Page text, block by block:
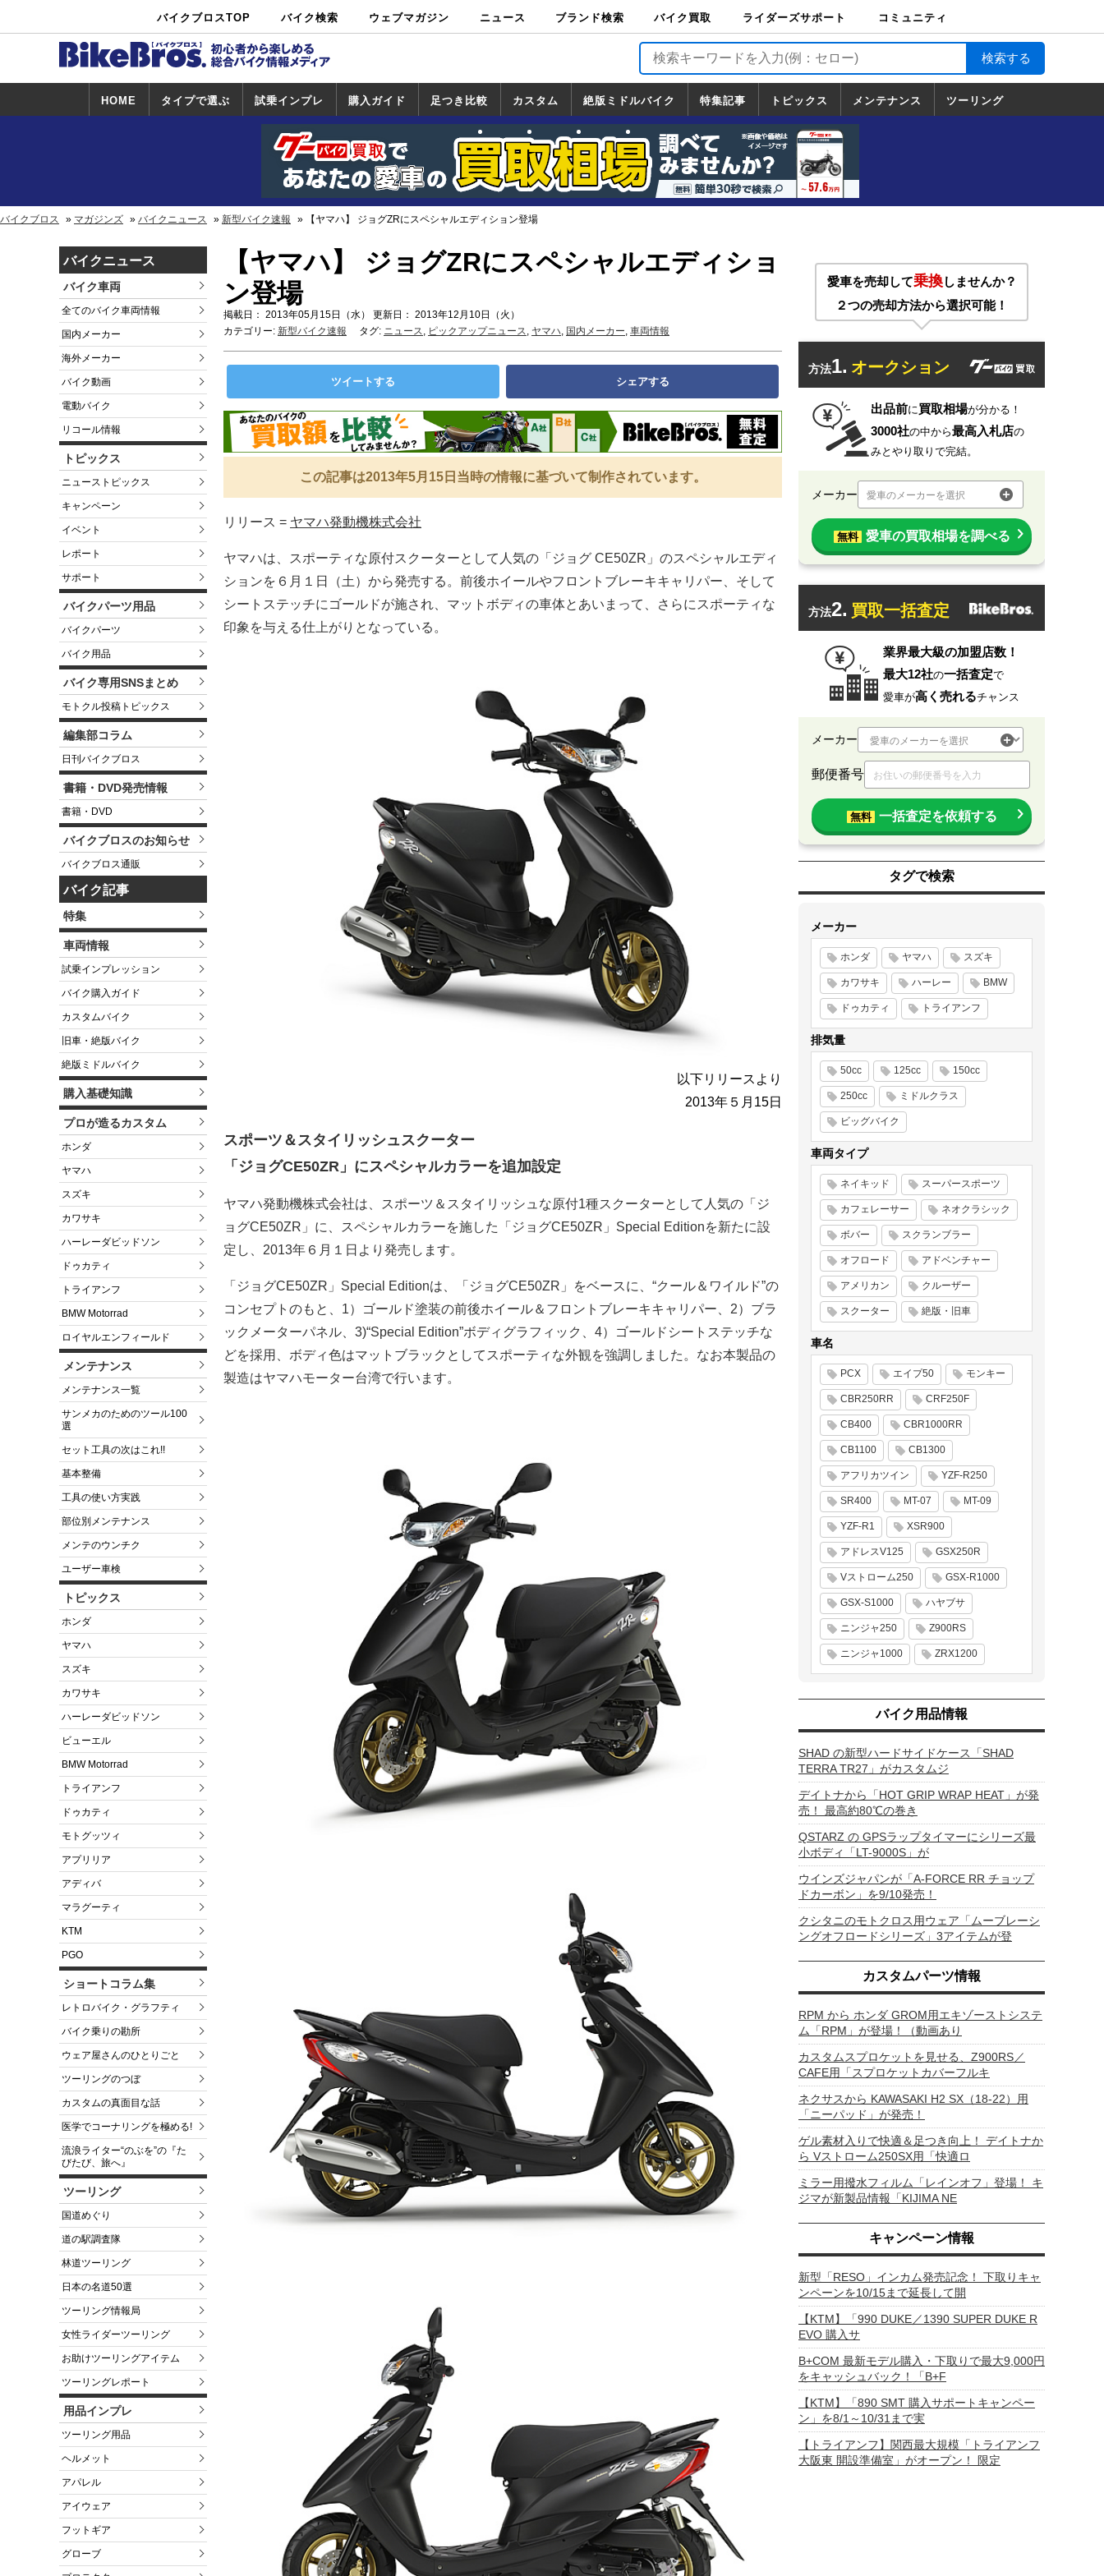
バイクブロスTOP バイク検索
中古バイ
ク・新車検
カタログ検
索
ショップ検
索
ウェブマガジン ニュース ブランド検索 バイク買取
バイク買取
ライダーズサポート
ライダーズサポート
TOP
バイク輸送
バイクガレージライ
フ
バイク車両保険
ロードサービス
バイク試乗
コミュニティ
HOME タイプで選ぶ 試乗インプレ
試乗インプレ
一覧
ホンダ
ヤマハ
スズキ
カワサキ
ハーレー
BMW
トライアンフ
ドゥカティ
購入ガイド
一覧
足つき比較 カスタム
カスタム
一覧
ホンダ
ヤマハ
スズキ
カワサキ
絶版ミドルバイク
絶版ミドルバイク
一覧
ホンダ
ヤマハ
スズキ
カワサキ
特集記事 トピックス
トピックス
一覧
ホンダ
ヤマハ
スズキ
カワサキ
ハーレーダ
ビッドソン
BMW
ドゥカティ
トライアン
フ
メンテナンス ツーリング
道の駅調査隊
ツーリング情報局
日本の道50選
国道めぐり
林道ツーリング
バイクブロス マガジンズ バイクニュース 新型バイク速報 【ヤマハ】 ジョグZRにスペシャルエディション登場
バイクニュース
バイク車両
全てのバイク車両情報
国内メーカー
海外メーカー
バイク動画
電動バイク
リコール情報
トピックス
ニューストピックス
キャンペーン
イベント
レポート
サポート
バイクパーツ用品
バイクパーツ
バイク用品
バイク専用SNSまとめ
モトクル投稿トピックス
編集部コラム
日刊バイクブロス
書籍・DVD発売情報
書籍・DVD
バイクブロスのお知らせ
バイクブロス通販
バイク記事
特集
車両情報
試乗インプレッション
バイク購入ガイド
カスタムバイク
旧車・絶版バイク
絶版ミドルバイク
購入基礎知識
プロが造るカスタム
ホンダ
ヤマハ
スズキ
カワサキ
ハーレーダビッドソン
ドゥカティ
トライアンフ
BMW Motorrad
ロイヤルエンフィールド
メンテナンス
メンテナンス一覧
サンメカのためのツール100
選
セット工具の次はこれ!!
基本整備
工具の使い方実践
部位別メンテナンス
メンテのウンチク
ユーザー車検
トピックス
ホンダ
ヤマハ
スズキ
カワサキ
ハーレーダビッドソン
ビューエル
BMW Motorrad
トライアンフ
ドゥカティ
モトグッツィ
アプリリア
アディバ
マラグーティ
KTM
PGO
ショートコラム集
レトロバイク・グラフティ
バイク乗りの勘所
ウェア屋さんのひとりごと
ツーリングのつぼ
カスタムの真面目な話
医学でコーナリングを極める!
流浪ライター“のぶを”の『た
びたび、旅へ』
ツーリング
国道めぐり
道の駅調査隊
林道ツーリング
日本の名道50選
ツーリング情報局
女性ライダーツーリング
お助けツーリングアイテム
ツーリングレポート
用品インプレ
ツーリング用品
ヘルメット
アパレル
アイウェア
フットギア
グローブ
【ヤマハ】 ジョグZRにスペシャルエディショ
ン登場
掲載日： 2013年05月15日（水） 更新日： 2013年12月10日（火）
カテゴリー: 新型バイク速報 タグ: ニュース, ピックアップニュース, ヤマハ, 国内メーカー, 車両情報
ツイートする シェアする
この記事は2013年5月15日当時の情報に基づいて制作されています。
リリース = ヤマハ発動機株式会社
ヤマハは、スポーティな原付スクーターとして人気の「ジョグ CE50ZR」のスペシャルエディ
ションを６月１日（土）から発売する。前後ホイールやフロントブレーキキャリパー、そして
シートステッチにゴールドが施され、マットボディの車体とあいまって、さらにスポーティな
印象を与える仕上がりとなっている。
以下リリースより
2013年５月15日
スポーツ＆スタイリッシュスクーター
「ジョグCE50ZR」にスペシャルカラーを追加設定
ヤマハ発動機株式会社は、スポーツ＆スタイリッシュな原付1種スクーターとして人気の「ジ
ョグCE50ZR」に、スペシャルカラーを施した「ジョグCE50ZR」Special Editionを新たに設
定し、2013年６月１日より発売します。
「ジョグCE50ZR」Special Editionは、「ジョグCE50ZR」をベースに、“クール＆ワイルド”の
コンセプトのもと、1）ゴールド塗装の前後ホイール＆フロントブレーキキャリパー、2）ブラ
ックメーターパネル、3)“Special Edition”ボディグラフィック、4）ゴールドシートステッチな
どを採用、ボディ色はマットブラックとしてスポーティな外観を強調しました。なお本製品の
製造はヤマハモーター台湾で行います。
愛車を売却して乗換しませんか？
２つの売却方法から選択可能！
方法1. オークション
出品前に買取相場が分かる！
3000社の中から最高入札店の
みとやり取りで完結。
メーカー 愛車のメーカーを選択
無料 愛車の買取相場を調べる
方法2. 買取一括査定
業界最大級の加盟店数！
最大12社の一括査定で
愛車が高く売れるチャンス
メーカー
郵便番号
無料 一括査定を依頼する
タグで検索
メーカー
ホンダ ヤマハ スズキ
カワサキ ハーレー BMW
ドゥカティ トライアンフ
排気量
50cc 125cc 150cc
250cc ミドルクラス
ビッグバイク
車両タイプ
ネイキッド スーパースポーツ
カフェレーサー ネオクラシック
ボバー スクランブラー
オフロード アドベンチャー
アメリカン クルーザー
スクーター 絶版・旧車
車名
PCX エイプ50 モンキー
CBR250RR CRF250F
CB400 CBR1000RR
CB1100 CB1300
アフリカツイン YZF-R250
SR400 MT-07 MT-09
YZF-R1 XSR900
アドレスV125 GSX250R
Vストローム250 GSX-R1000
GSX-S1000 ハヤブサ
ニンジャ250 Z900RS
ニンジャ1000 ZRX1200
バイク用品情報
SHAD の新型ハードサイドケース「SHAD
TERRA TR27」がカスタムジ
デイトナから「HOT GRIP WRAP HEAT」が発
売！ 最高約80℃の巻き
QSTARZ の GPSラップタイマーにシリーズ最
小ボディ「LT-9000S」が
ウインズジャパンが「A-FORCE RR チョップ
ドカーボン」を9/10発売！
クシタニのモトクロス用ウェア「ムーブレーシ
ングオフロードシリーズ」3アイテムが登
カスタムパーツ情報
RPM から ホンダ GROM用エキゾーストシステ
ム「RPM」が登場！（動画あり
カスタムスプロケットを見せる、Z900RS／
CAFE用「スプロケットカバーフルキ
ネクサスから KAWASAKI H2 SX（18-22）用
「ニーパッド」が発売！
ゲル素材入りで快適＆足つき向上！ デイトナか
ら Vストローム250SX用「快適ロ
ミラー用撥水フィルム「レインオフ」登場！ キ
ジマが新製品情報「KIJIMA NE
キャンペーン情報
新型「RESO」インカム発売記念！ 下取りキャ
ンペーンを10/15まで延長して開
【KTM】「990 DUKE／1390 SUPER DUKE R
EVO 購入サ
B+COM 最新モデル購入・下取りで最大9,000円
をキャッシュバック！「B+F
【KTM】「890 SMT 購入サポートキャンペー
ン」を8/1～10/31まで実
【トライアンフ】関西最大規模「トライアンフ
大阪東 開設準備室」がオープン！ 限定